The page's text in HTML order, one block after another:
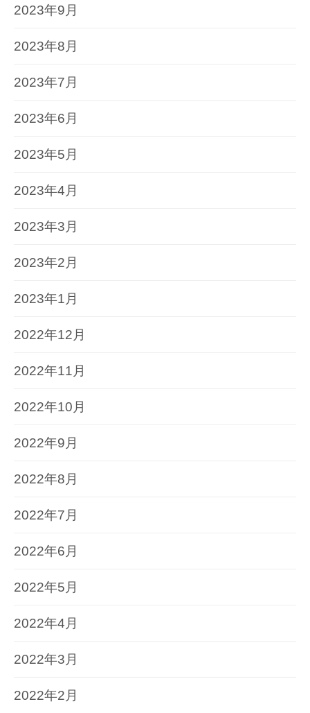
2023年9月
2023年8月
2023年7月
2023年6月
2023年5月
2023年4月
2023年3月
2023年2月
2023年1月
2022年12月
2022年11月
2022年10月
2022年9月
2022年8月
2022年7月
2022年6月
2022年5月
2022年4月
2022年3月
2022年2月